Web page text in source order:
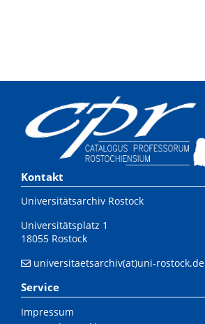
Kontakt
Universitätsarchiv Rostock
Universitätsplatz 1
18055 Rostock
universitaetsarchiv(at)uni-rostock.de
Service
Impressum